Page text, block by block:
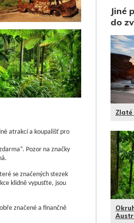
atrakcí a koupališť pro
Pozor na značky
se značených stezek
klidně vypusťte, jsou
značené a finančně
Jiné
do
Zlaté